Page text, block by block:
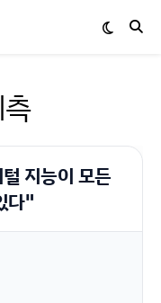
지능이 모든
다"